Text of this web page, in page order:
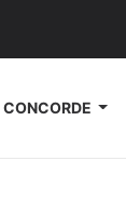
CONCORDE